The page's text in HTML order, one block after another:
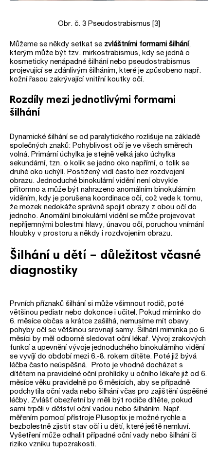
Obr. č. 3 Pseudostrabismus [3]
Můžeme se někdy setkat se zvláštními formami šilhání,
kterým může být tzv. mirkostrabismus, kdy se jedná o
kosmeticky nenápadné šilhání nebo pseudostrabismus
projevující se zdánlivým šilháním, které je způsobeno např.
kožní řasou zakrývající vnitřní koutky očí.
Rozdíly mezi jednotlivými formami
šilhání
Dynamické šilhání se od paralytického rozlišuje na základě
společných znaků: Pohyblivost očí je ve všech směrech
volná. Primární úchylka je stejně velká jako úchylka
sekundární, tzn. o kolik se jedno oko napřímí, o tolik se
druhé oko uchýlí. Postižený vidí často bez rozdvojení
obrazu. Jednoduché binokulární vidění není obvykle
přítomno a může být nahrazeno anomálním binokulárním
viděním, kdy je porušena koordinace očí, což vede k tomu,
že mozek nedokáže správně spojit obrazy z obou očí do
jednoho. Anomální binokulární vidění se může projevovat
nepříjemnými bolestmi hlavy, únavou očí, poruchou vnímání
hloubky v prostoru a někdy i rozdvojením obrazu.
Šilhání u dětí – důležitost včasné
diagnostiky
Prvních příznaků šilhání si může všimnout rodič, poté
většinou pediatr nebo dokonce i učitel. Pokud miminko do
6. měsíce občas a krátce zašilhá, nemusíme mít obavy,
pohyby očí se většinou srovnají samy. Šilhání miminka po 6.
měsíci by měl odborně sledovat oční lékař. Vývoj zrakových
funkcí a upevnění vývoje jednoduchého binokulárního vidění
se vyvíjí do období mezi 6.-8. rokem dítěte. Poté již bývá
léčba často neúspěšná.
Proto je vhodné docházet s
dítětem na pravidelné oční prohlídky u očního lékaře již od 6.
měsíce věku pravidelně po 6 měsících, aby se případně
podchytila oční vada nebo šilhání včas pro zajištění úspěšné
léčby. Zvlášť obezřetní by měli být rodiče dítěte, pokud
sami trpěli v dětství oční vadou nebo šilháním. Např.
měřením pomocí přístroje Plusoptix je možné rychle a
bezbolestně zjistit stav očí i u dětí, které ještě nemluví.
Vyšetření může odhalit případné oční vady nebo šilhání či
riziko vzniku tupozrakosti.